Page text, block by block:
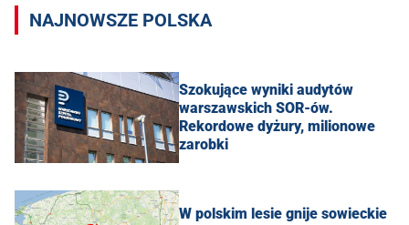
NAJNOWSZE POLSKA
Szokujące wyniki audytów
warszawskich SOR-ów.
Rekordowe dyżury, milionowe
zarobki
W polskim lesie gnije sowieckie